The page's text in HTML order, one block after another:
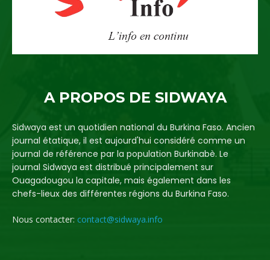
A PROPOS DE SIDWAYA
Sidwaya est un quotidien national du Burkina Faso. Ancien
journal étatique, il est aujourd'hui considéré comme un
journal de référence par la population Burkinabè. Le
journal Sidwaya est distribué principalement sur
Ouagadougou la capitale, mais également dans les
chefs-lieux des différentes régions du Burkina Faso.
Nous contacter: contact@sidwaya.info